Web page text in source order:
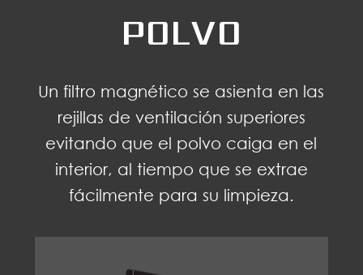
POLVO
Un filtro magnético se asienta en las
rejillas de ventilación superiores
evitando que el polvo caiga en el
interior, al tiempo que se extrae
fácilmente para su limpieza.